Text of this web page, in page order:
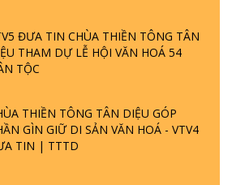
ĐƯA TIN CHÙA THIỀN TÔNG TÂN
THAM DỰ LỄ HỘI VĂN HOÁ 54
TỘC
THIỀN TÔNG TÂN DIỆU GÓP
GÌN GIỮ DI SẢN VĂN HOÁ - VTV4
TIN | TTTD